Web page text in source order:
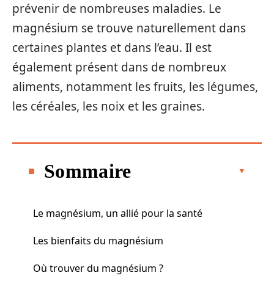
prévenir de nombreuses maladies. Le
magnésium se trouve naturellement dans
certaines plantes et dans l’eau. Il est
également présent dans de nombreux
aliments, notamment les fruits, les légumes,
les céréales, les noix et les graines.
Sommaire
Le magnésium, un allié pour la santé
Les bienfaits du magnésium
Où trouver du magnésium ?